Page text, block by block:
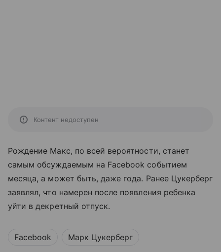
Контент недоступен
Рождение Макс, по всей вероятности, станет
самым обсуждаемым на Facebook событием
месяца, а может быть, даже года. Ранее Цукерберг
заявлял, что намерен после появления ребенка
уйти в декретный отпуск.
Facebook Марк Цукерберг